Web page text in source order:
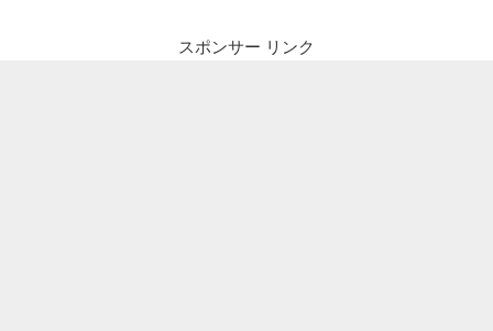
スポンサー リンク